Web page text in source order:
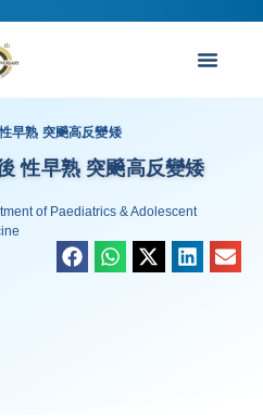
早熟 突飈高反變矮
性早熟 突飈高反變矮
of Paediatrics & Adolescent